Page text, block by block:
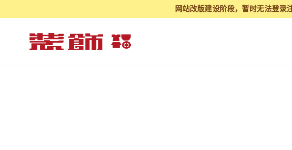
网站改版建设阶段，暂时无法登